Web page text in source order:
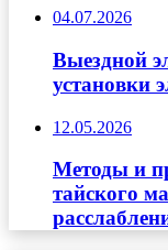
04.07.2026
Выездной
установки
12.05.2026
Методы и
тайского